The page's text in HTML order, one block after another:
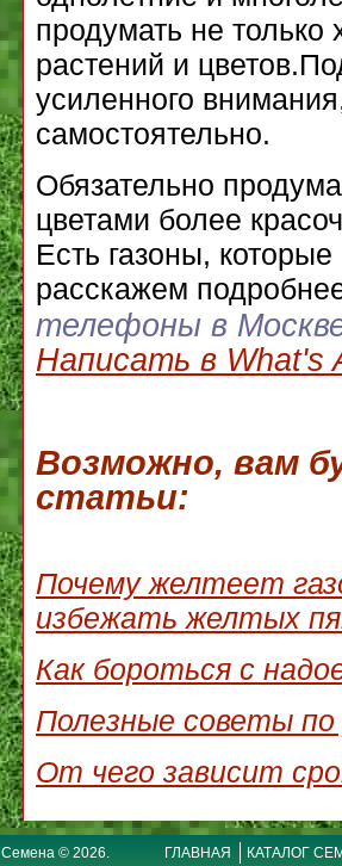
продумать не
растений и
усиленного
самостоятельно.
Обязательно
цветами более
Есть газоны,
расскажем
телефоны в
Написать в What's
Возможно, вам
статьи:
Почему желтеет
избежать желтых
Как бороться с
Полезные советы по
От чего зависит
Семена © 2026. ГЛАВНАЯ КАТАЛОГ